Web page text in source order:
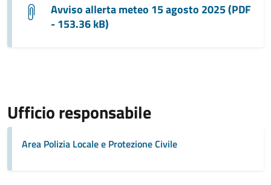
Avviso allerta meteo 15 agosto 2025 (PDF
- 153.36 kB)
Ufficio responsabile
Area Polizia Locale e Protezione Civile